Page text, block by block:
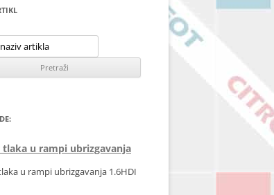
tlaka u rampi ubrizgavanja
u rampi ubrizgavanja 1.6HDI